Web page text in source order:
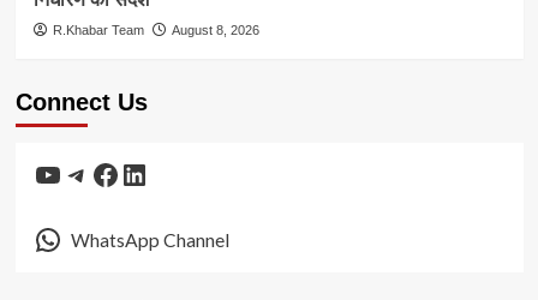
R.Khabar Team August 8, 2026
Connect Us
YouTube
Telegram
Facebook
LinkedIn
WhatsApp Channel